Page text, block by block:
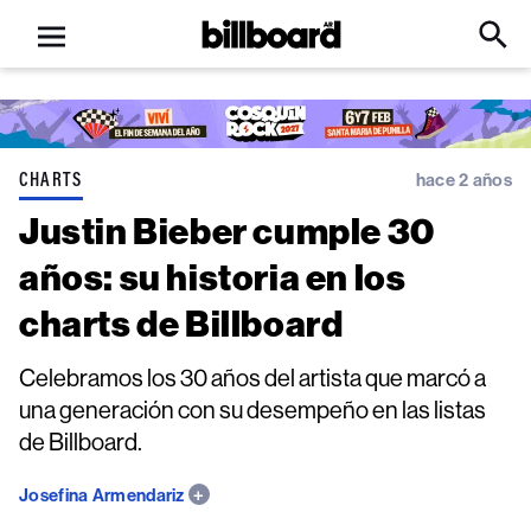
Open
menu
Billboard
Click
Input
CHARTS hace 2 años
Justin Bieber cumple 30
años: su historia en los
charts de Billboard
Celebramos los 30 años del artista que marcó a
una generación con su desempeño en las listas
de Billboard.
Josefina Armendariz